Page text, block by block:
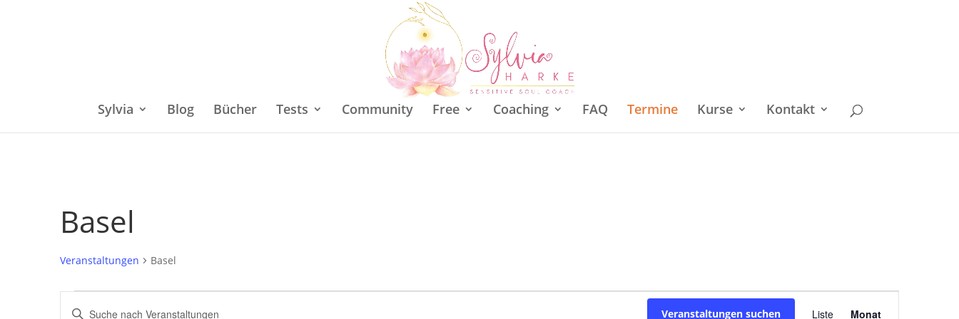
Sylvia Blog Bücher Tests Community Free Coaching FAQ Termine Kurse Kontakt
Basel
Veranstaltungen Basel
Veranstaltungen
Bitte
Veranstaltungen suchen Liste Monat